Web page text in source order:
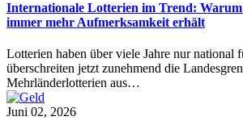
Internationale Lotterien im Trend:
immer mehr Aufmerksamkeit erhält
Lotterien haben über viele Jahre nur national
überschreiten jetzt zunehmend die
Mehrländerlotterien aus…
Juni 02, 2026